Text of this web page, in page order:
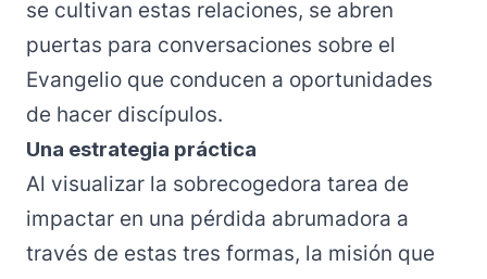
se cultivan estas relaciones, se abren
puertas para conversaciones sobre el
Evangelio que conducen a oportunidades
de hacer discípulos.
Una estrategia práctica
Al visualizar la sobrecogedora tarea de
impactar en una pérdida abrumadora a
través de estas tres formas, la misión que